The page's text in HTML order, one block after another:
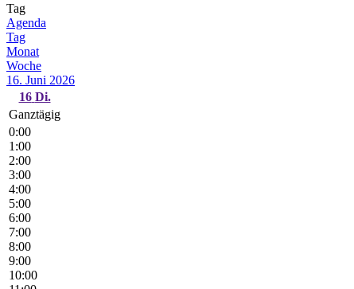
Tag
Agenda
Tag
Monat
Woche
16. Juni 2026
16 Di.
Ganztägig
0:00
1:00
2:00
3:00
4:00
5:00
6:00
7:00
8:00
9:00
10:00